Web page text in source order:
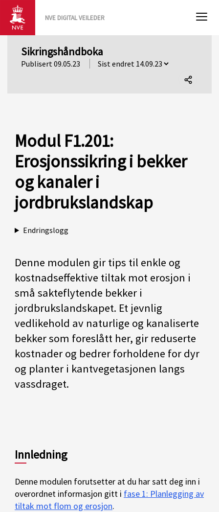
NVE DIGITAL VEILEDER
Sikringshåndboka
Publisert 09.05.23
Modul F1.201:
Erosjonssikring i bekker
og kanaler i
jordbrukslandskap
Endringslogg
Denne modulen gir tips til enkle og
kostnadseffektive tiltak mot erosjon i
små sakteflytende bekker i
jordbrukslandskapet. Et jevnlig
vedlikehold av naturlige og kanaliserte
bekker som foreslått her, gir reduserte
kostnader og bedrer forholdene for dyr
og planter i kantvegetasjonen langs
vassdraget.
Innledning
Denne modulen forutsetter at du har satt deg inn i
overordnet informasjon gitt i fase 1: Planlegging av
tiltak mot flom og erosjon.